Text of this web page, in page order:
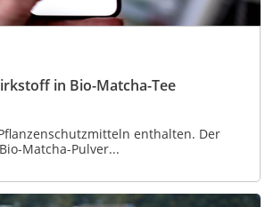
in Bio-Matcha-Tee
enthalten. Der
Matcha-Pulver...